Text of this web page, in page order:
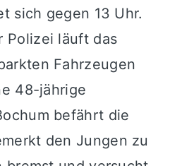
sich gegen 13 Uhr.
Polizei läuft das
Fahrzeugen
48-jährige
befährt die
den Jungen zu